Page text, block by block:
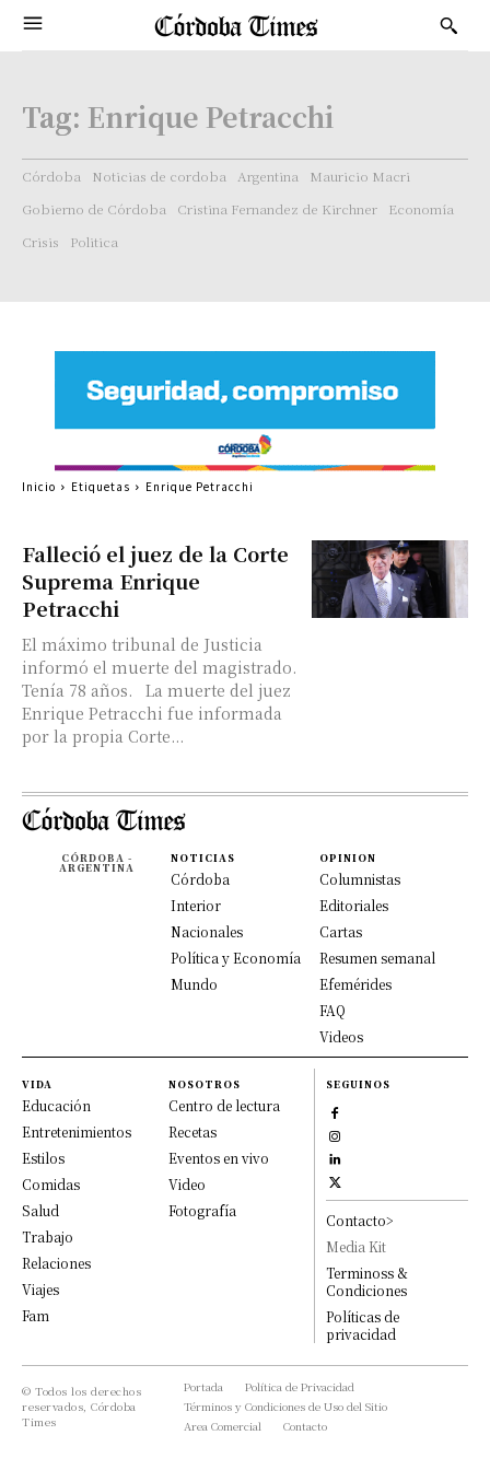
Tag: Enrique Petracchi
Córdoba Noticias de cordoba Argentina
Mauricio Macri
Gobierno de Córdoba
Cristina Fernandez de Kirchner
Economía
Crisis
Politica
Falleció el juez de la Corte
Suprema Enrique
Petracchi
El máximo tribunal de Justicia
informó el muerte del magistrado.
Tenía 78 años. La muerte del juez
Enrique Petracchi fue informada
por la propia Corte...
Inicio Etiquetas Enrique Petracchi
CÓRDOBA -
ARGENTINA
NOTICIAS
Córdoba
Interior
Nacionales
Política y Economía
Mundo
OPINION
Columnistas
Editoriales
Cartas
Resumen semanal
Efemérides
FAQ
Videos
VIDA
Educación
Entretenimientos
Estilos
Comidas
Salud
Trabajo
Relaciones
Viajes
Fam
NOSOTROS
Centro de lectura
Recetas
Eventos en vivo
Video
Fotografía
SEGUINOS
Contacto>
Media Kit
Terminoss &
Condiciones
Políticas de
privacidad
© Todos los derechos
reservados, Córdoba
Times
Portada
Política de Privacidad
Términos y Condiciones de Uso del Sitio
Area Comercial
Contacto